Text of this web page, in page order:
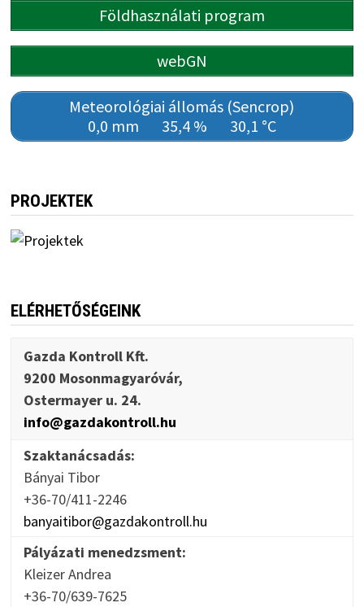
Földhasználati program
webGN
Meteorológiai állomás (Sencrop)
0,0 mm
35,4 % 30,1 °C
PROJEKTEK
ELÉRHETŐSÉGEINK
Gazda Kontroll Kft.
9200 Mosonmagyaróvár,
Ostermayer u. 24.
info@gazdakontroll.hu
Szaktanácsadás:
Bányai Tibor
+36-70/411-2246
banyaitibor@gazdakontroll.hu
Pályázati menedzsment:
Kleizer Andrea
+36-70/639-7625